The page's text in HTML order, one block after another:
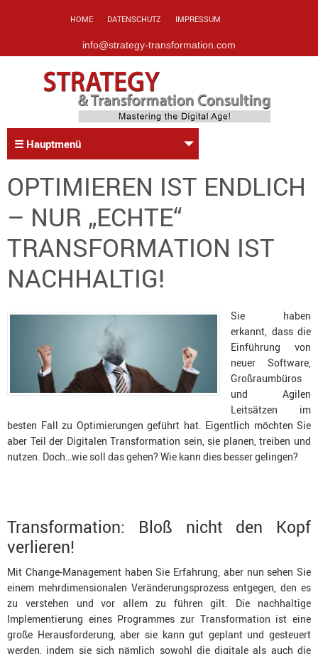
HOME DATENSCHUTZ IMPRESSUM
info@strategy-transformation.com
☰ Hauptmenü
OPTIMIEREN IST ENDLICH
– NUR „ECHTE“
TRANSFORMATION IST
NACHHALTIG!
Sie haben
erkannt, dass die
Einführung von
neuer Software,
Großraumbüros
und Agilen
Leitsätzen im
besten Fall zu Optimierungen geführt hat. Eigentlich möchten Sie
aber Teil der Digitalen Transformation sein, sie planen, treiben und
nutzen. Doch…wie soll das gehen? Wie kann dies besser gelingen?
Transformation: Bloß nicht den Kopf
verlieren!
Mit Change-Management haben Sie Erfahrung, aber nun sehen Sie
einem mehrdimensionalen Veränderungsprozess entgegen, den es
zu verstehen und vor allem zu führen gilt. Die nachhaltige
Implementierung eines Programmes zur Transformation ist eine
große Herausforderung, aber sie kann gut geplant und gesteuert
werden, indem sie sich nämlich sowohl die digitale als auch die